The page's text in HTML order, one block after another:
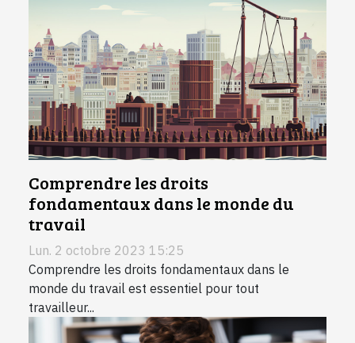
Comprendre les droits
fondamentaux dans le monde du
travail
Lun. 2 octobre 2023 15:25
Comprendre les droits fondamentaux dans le
monde du travail est essentiel pour tout
travailleur...